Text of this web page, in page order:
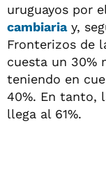
uruguayos por
cambiariay,
Fronterizos de
cuesta un 30%
teniendo en
40%. En tanto,
llega al 61%.